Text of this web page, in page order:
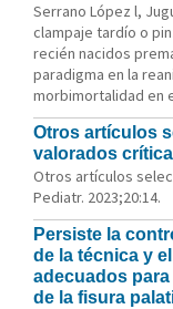
Serrano López l,
clampaje tardío o
recién nacidos
paradigma en la
morbimortalidad en
Otros artículos
valorados
Otros artículos
Pediatr. 2023;20:14.
Persiste la
de la técnica y
adecuados
de la fisura